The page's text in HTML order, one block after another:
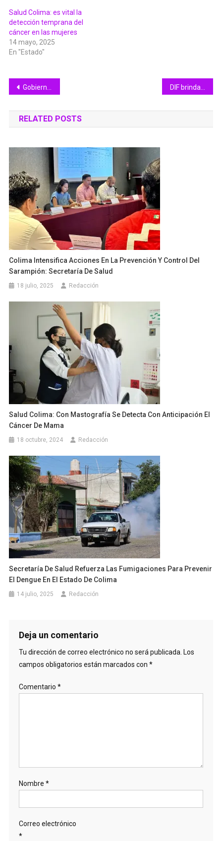
Salud Colima: es vital la
detección temprana del
cáncer en las mujeres
14 mayo, 2025
En "Estado"
Navegación
de
entradas
Gobierno Colima realiza acciones para nulidad de contratos lesivos en torno al relleno sanitario DIF brindará primeros auxilios en salud mental: Nuria Fernández
RELATED POSTS
Colima Intensifica Acciones En La Prevención Y Control Del
Sarampión: Secretaría De Salud
18 julio, 2025 Redacción
Salud Colima: Con Mastografía Se Detecta Con Anticipación El
Cáncer De Mama
18 octubre, 2024 Redacción
Secretaría De Salud Refuerza Las Fumigaciones Para Prevenir
El Dengue En El Estado De Colima
14 julio, 2025 Redacción
Deja un comentario
Tu dirección de correo electrónico no será publicada. Los
campos obligatorios están marcados con *
Comentario *
Nombre *
Correo electrónico
*